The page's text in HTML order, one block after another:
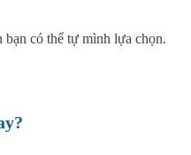
bạn có thể tự mình lựa chọn.